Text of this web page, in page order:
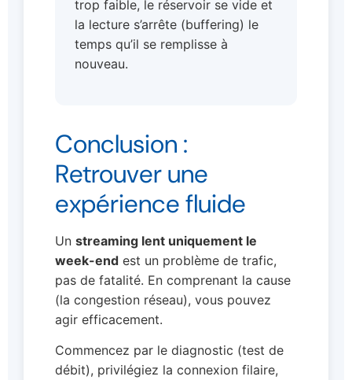
trop faible, le réservoir se vide et
la lecture s’arrête (buffering) le
temps qu’il se remplisse à
nouveau.
Conclusion :
Retrouver une
expérience fluide
Un streaming lent uniquement le
week-end est un problème de trafic,
pas de fatalité. En comprenant la cause
(la congestion réseau), vous pouvez
agir efficacement.
Commencez par le diagnostic (test de
débit), privilégiez la connexion filaire,